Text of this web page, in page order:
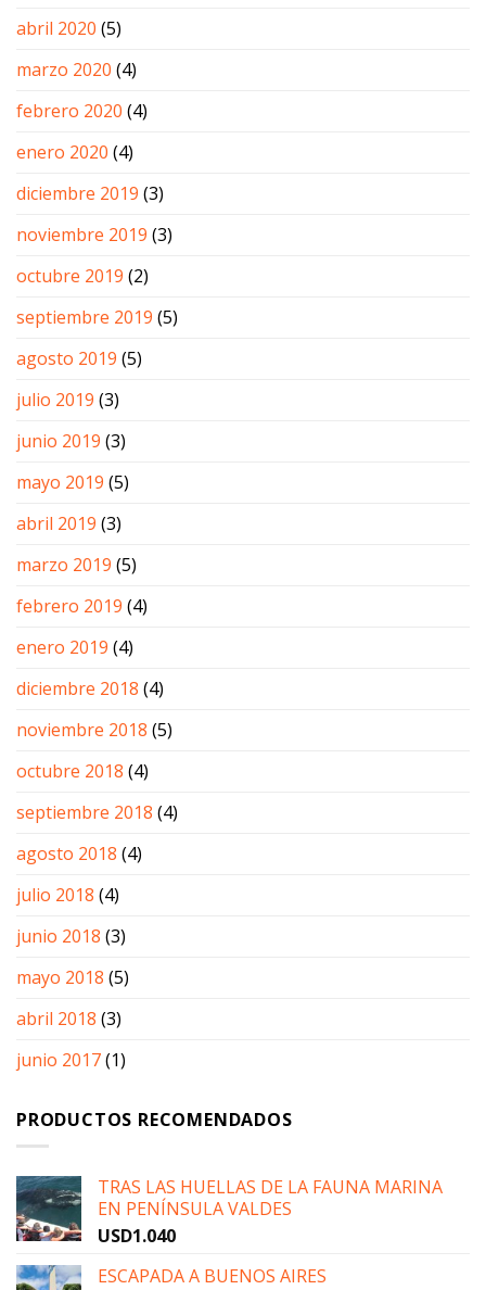
abril 2020 (5)
marzo 2020 (4)
febrero 2020 (4)
enero 2020 (4)
diciembre 2019 (3)
noviembre 2019 (3)
octubre 2019 (2)
septiembre 2019 (5)
agosto 2019 (5)
julio 2019 (3)
junio 2019 (3)
mayo 2019 (5)
abril 2019 (3)
marzo 2019 (5)
febrero 2019 (4)
enero 2019 (4)
diciembre 2018 (4)
noviembre 2018 (5)
octubre 2018 (4)
septiembre 2018 (4)
agosto 2018 (4)
julio 2018 (4)
junio 2018 (3)
mayo 2018 (5)
abril 2018 (3)
junio 2017(1)
PRODUCTOS RECOMENDADOS
TRAS LAS HUELLAS DE LA FAUNA MARINA
EN PENÍNSULA VALDES
USD1.040
ESCAPADA A BUENOS AIRES